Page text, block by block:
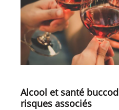
Alcool et santé
risques associés